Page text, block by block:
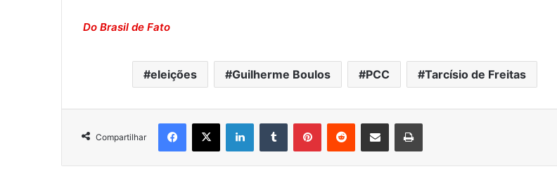
Do Brasil de Fato
eleições Guilherme Boulos PCC Tarcísio de Freitas
Compartilhar